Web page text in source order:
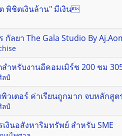
พิชิตเงินล้าน" มีเงิน
ลยา The Gala Studio By
สำหรับงานอีคอมเมิร์ช 200 ชม
ลป์
เตอร์ ค่าเรียนถูกมาก จบหลักสูต
ลป์
งินอสังหาริมทรัพย์ สำหรับ SME